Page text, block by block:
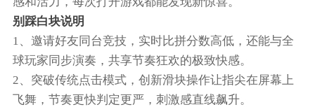
别踩白块说明
1、邀请好友同台竞技，实时比拼分数高低，还能与全
球玩家同步演奏，共享节奏狂欢的极致快感。
2、突破传统点击模式，创新滑块操作让指尖在屏幕上
飞舞，节奏更快判定更严，刺激感直线飙升。